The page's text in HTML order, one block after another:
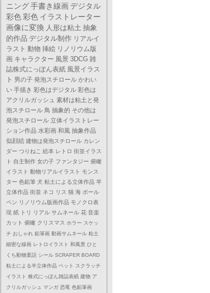
ニング手書き線画 デジタル
彩色彩色 イラストレーター
画像に変換 人形は粘土 抽象
的作品 デジタル制作 リアルイ
ラスト 動物 挿絵 リノリウム版
画 キャラクター 風景 3DCG 雑
誌株式にっぽん表紙 風景イラス
ト 男の子 発泡スチロール かわい
い 手描き 彩色はデジタル 彩色は
アクリルガッシュ 素材は粘土と発
泡スチロール 鳥 抽象的 その他は
発泡スチロール 立体イラストレー
ション作品 水彩画 和風 抽象作品
似顔絵 建物は発泡スチロール カレン
ダー つりねこ 絵本 レトロ 街並イラス
ト 自主制作 女の子 ファンタジー 俯瞰
イラスト 動物リアルイラスト モンス
ター 色鉛筆 犬 粘土による立体作品 半
立体作品 街並 ネコ リス 猫 海 ボール
ペン リノリウム版画作品 モノクロ表
現 紙 トリ リアル サムネール 花 音楽
カット 俯瞰 クリスマス ホラー スケッ
チ おしゃれ 鉛筆画 動画サムネール 粘土
細密な線画 レトロイラスト 和風景 ひと
くち動物童話 シール SCRAPER BOARD
粘土による半立体作品 ペット
スクラッチ
イラスト 株式にっぽん雑誌表紙 建物 ア
クリルガッシュ
マンガ 恐竜 色鉛筆画